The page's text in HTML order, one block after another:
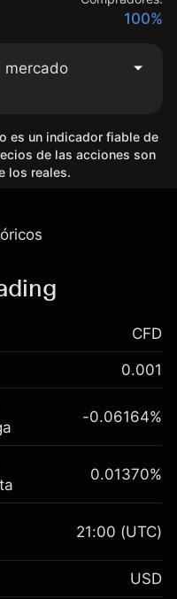
100%
mercado
es un indicador fiable de
de las acciones son
los reales.
disponible para
CFD
0.001
$1,000.00
-0.06164%
0.01370%
21:00 (UTC)
USD